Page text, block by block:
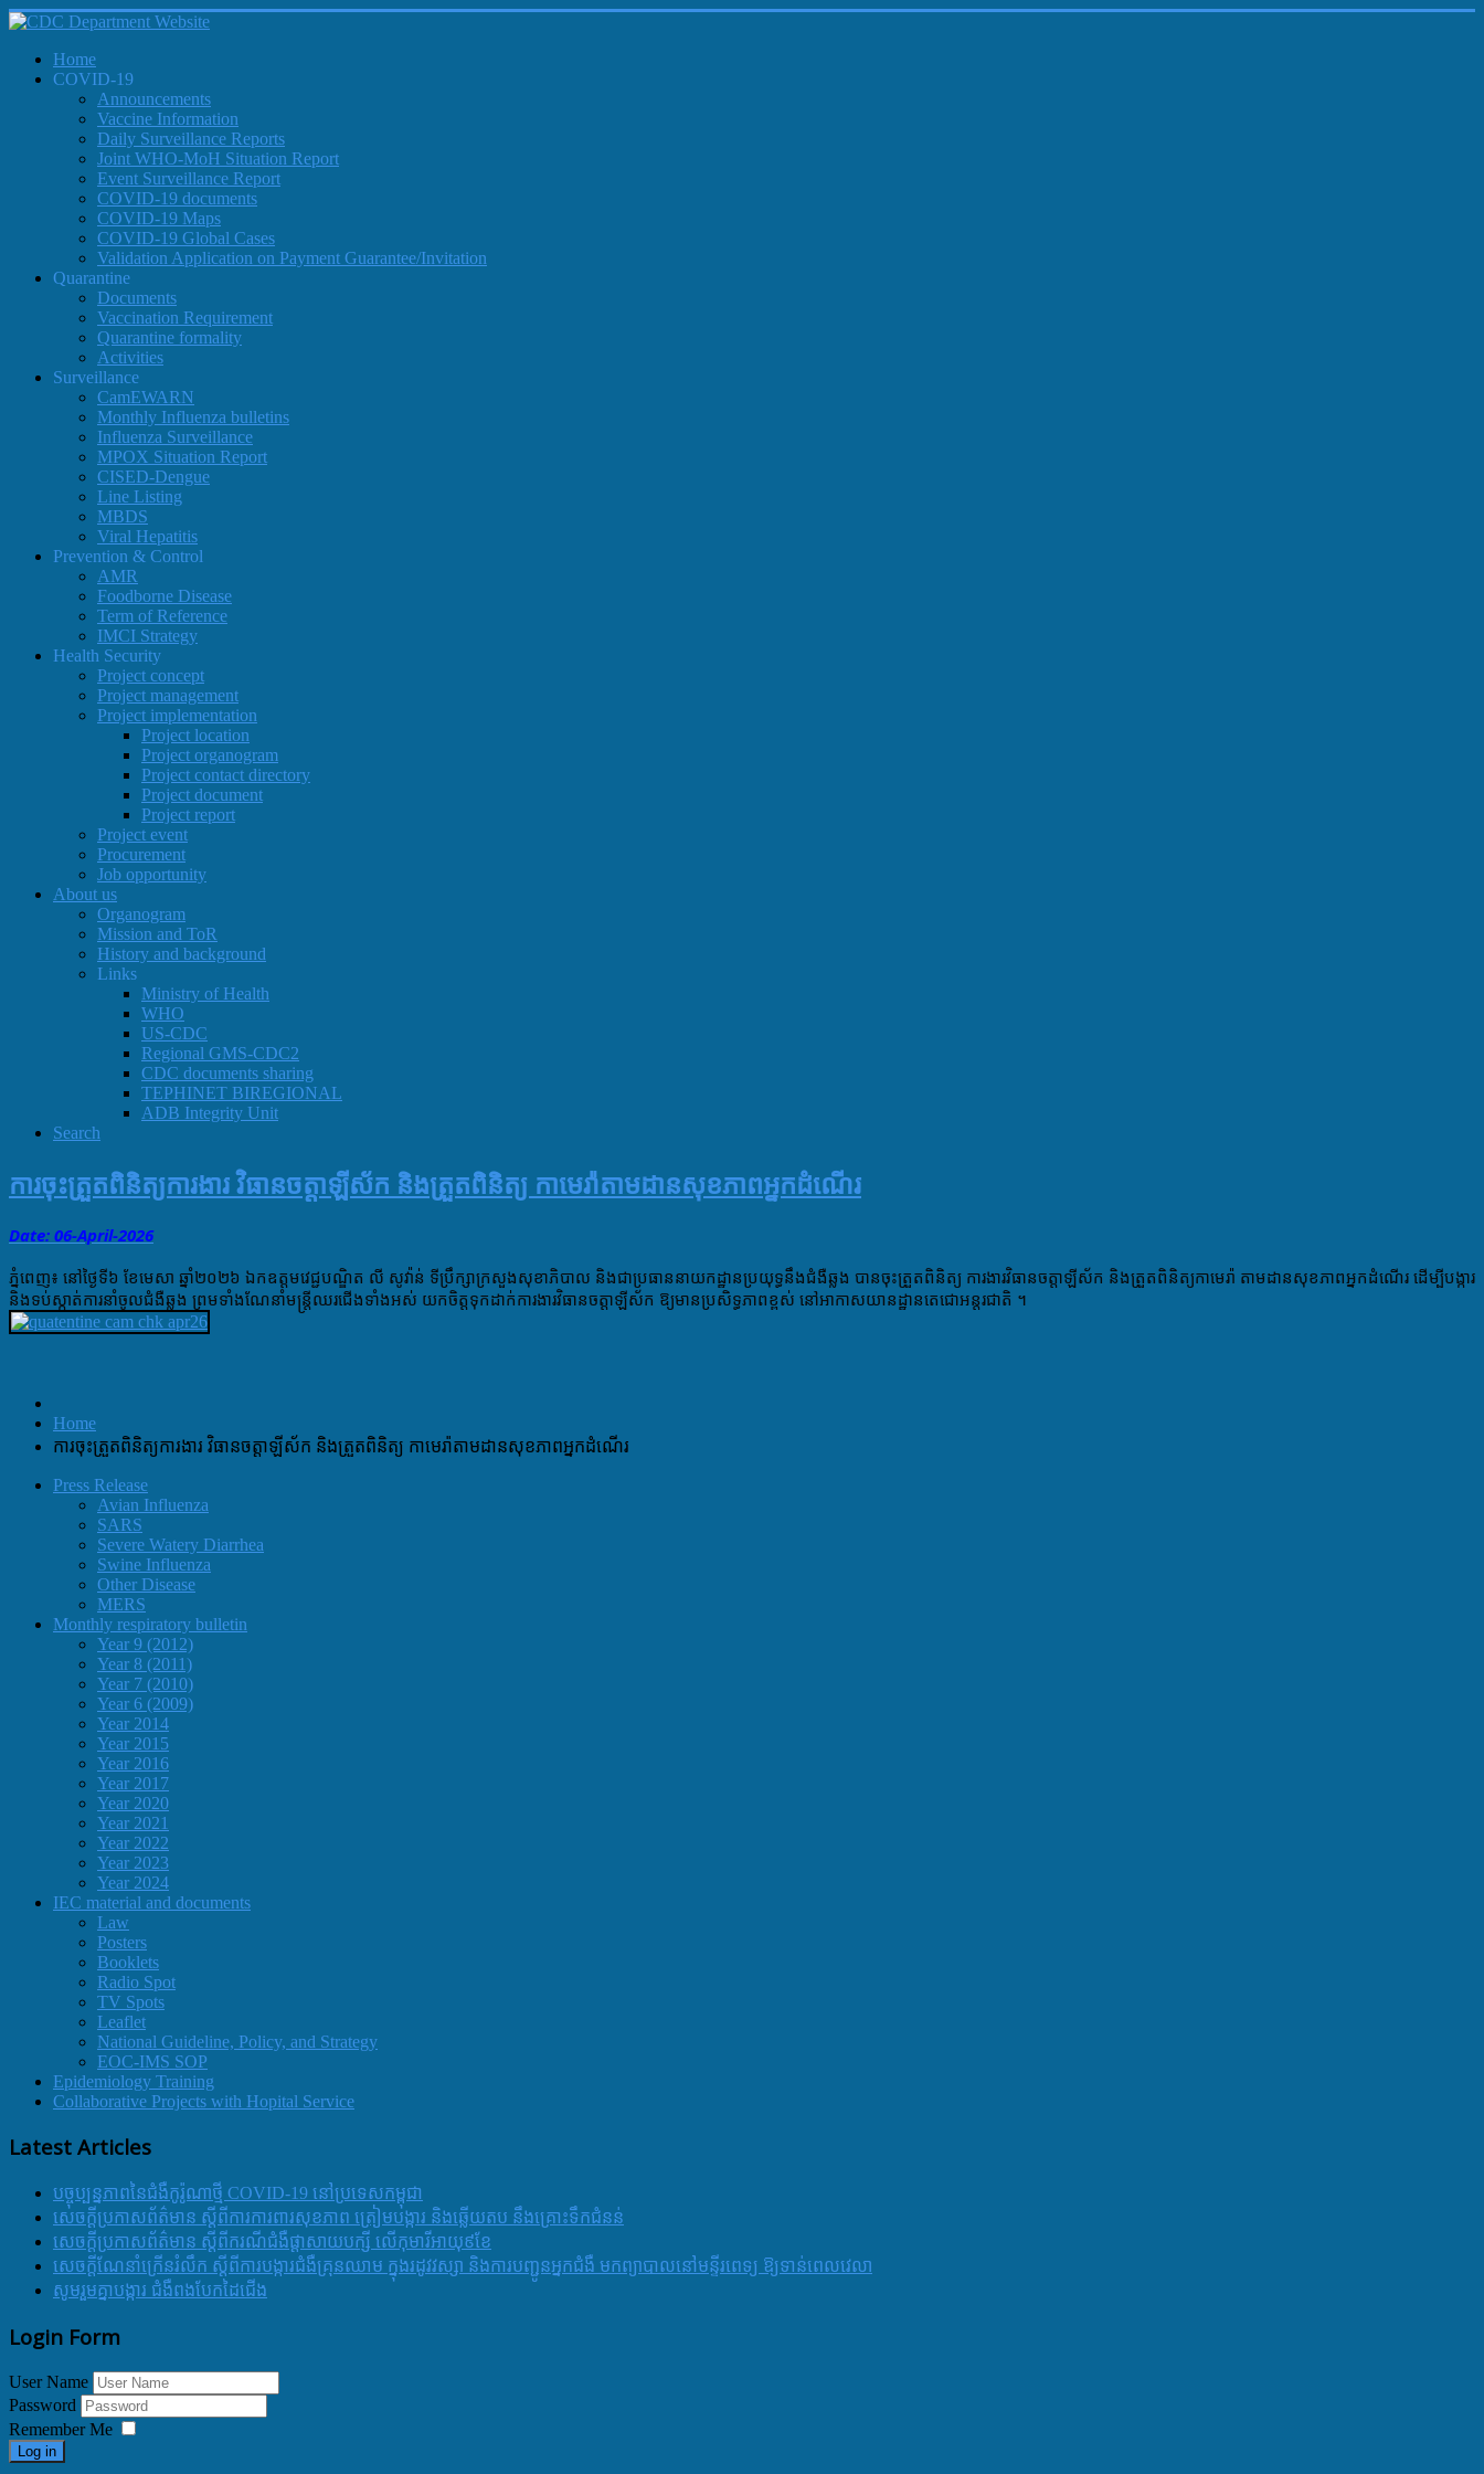
Home
COVID-19
Announcements
Vaccine Information
Daily Surveillance Reports
Joint WHO-MoH Situation Report
Event Surveillance Report
COVID-19 documents
COVID-19 Maps
COVID-19 Global Cases
Validation Application on Payment Guarantee/Invitation
Quarantine
Documents
Vaccination Requirement
Quarantine formality
Activities
Surveillance
CamEWARN
Monthly Influenza bulletins
Influenza Surveillance
MPOX Situation Report
CISED-Dengue
Line Listing
MBDS
Viral Hepatitis
Prevention & Control
AMR
Foodborne Disease
Term of Reference
IMCI Strategy
Health Security
Project concept
Project management
Project implementation
Project location
Project organogram
Project contact directory
Project document
Project report
Project event
Procurement
Job opportunity
About us
Organogram
Mission and ToR
History and background
Links
Ministry of Health
WHO
US-CDC
Regional GMS-CDC2
CDC documents sharing
TEPHINET BIREGIONAL
ADB Integrity Unit
Search
ការចុះ​ត្រួតពិនិត្យ​ការងារ វិធាន​ចត្តាឡីស័ក​ និងត្រួត​ពិនិត្យ​ កាមេរ៉ា​តាម​ដាន​សុខភាព​អ្នកដំណេីរ​
Date: 06-April-2026
ភ្នំពេញ​៖ នៅថ្ងៃ​ទី​៦​ ខែ​មេសា​ ឆ្នាំ​២០២៦ ឯកឧត្ដម​វេជ្ជបណ្ឌិត​ លី​ សូវ៉ាន់​ ទីប្រឹក្សា​ក្រសួង​សុខាភិបាល​ និង​ជា​ប្រធាន​នាយកដ្ឋាន​ប្រយុទ្ធ​នឹង​ជំងឺឆ្លង​ បានចុះ​ត្រួតពិនិត្យ​ ការងារវិធាន​ចត្តាឡីស័ក​ និងត្រួត​ពិនិត្យ​កាមេរ៉ា​ តាម​ដាន​សុខភាព​អ្នកដំណេីរ​ ដេីម្បី​បង្ការ​
និងទប់ស្កាត់​ការនាំ​ចូលជំងឺឆ្លង​ ព្រមទាំង​ណែនាំ​មន្រ្តី​ឈរជេីងទាំងអស់ យកចិត្ត​ទុកដាក់​ការងារវិធាន​ចត្តាឡីស័ក ឱ្យមាន​ប្រសិទ្ធភាព​ខ្ពស់​ នៅ​អាកាសយានដ្ឋាន​តេជោ​អន្តរជាតិ​ ។
Home
ការចុះ​ត្រួតពិនិត្យ​ការងារ វិធាន​ចត្តាឡីស័ក​ និងត្រួត​ពិនិត្យ​ កាមេរ៉ា​តាម​ដាន​សុខភាព​អ្នកដំណេីរ​
Press Release
Avian Influenza
SARS
Severe Watery Diarrhea
Swine Influenza
Other Disease
MERS
Monthly respiratory bulletin
Year 9 (2012)
Year 8 (2011)
Year 7 (2010)
Year 6 (2009)
Year 2014
Year 2015
Year 2016
Year 2017
Year 2020
Year 2021
Year 2022
Year 2023
Year 2024
IEC material and documents
Law
Posters
Booklets
Radio Spot
TV Spots
Leaflet
National Guideline, Policy, and Strategy
EOC-IMS SOP
Epidemiology Training
Collaborative Projects with Hopital Service
Latest Articles
បច្ចុប្បន្នភាពនៃជំងឺកូរ៉ូណាថ្មី COVID-19 នៅប្រទេសកម្ពុជា
សេចក្តីប្រកាសព័ត៌មាន ស្តីពីការការពារសុខភាព ត្រៀមបង្ការ និងឆ្លើយតប នឹងគ្រោះទឹកជំនន់
សេចក្តីប្រកាសព័ត៌មាន ស្តីពីករណីជំងឺផ្តាសាយបក្សី លើកុមារីអាយុ៩ខែ
សេចក្ដីណែនាំក្រើនរំលឹក ស្ដីពីការបង្ការជំងឺគ្រុនឈាម ក្នុងរដូវវស្សា និងការបញ្ជូនអ្នកជំងឺ មកព្យាបាលនៅមន្ទីរពេទ្យ ឱ្យទាន់ពេលវេលា
សូមរួមគ្នាបង្ការ ជំងឺពងបែកដៃជើង
Login Form
User Name
Password
Remember Me
Log in